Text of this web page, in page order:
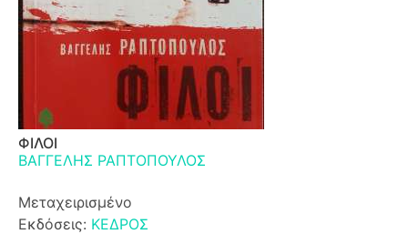
ΦΙΛΟΙ
ΒΑΓΓΕΛΗΣ ΡΑΠΤΟΠΟΥΛΟΣ
Μεταχειρισμένο
Εκδόσεις: ΚΕΔΡΟΣ